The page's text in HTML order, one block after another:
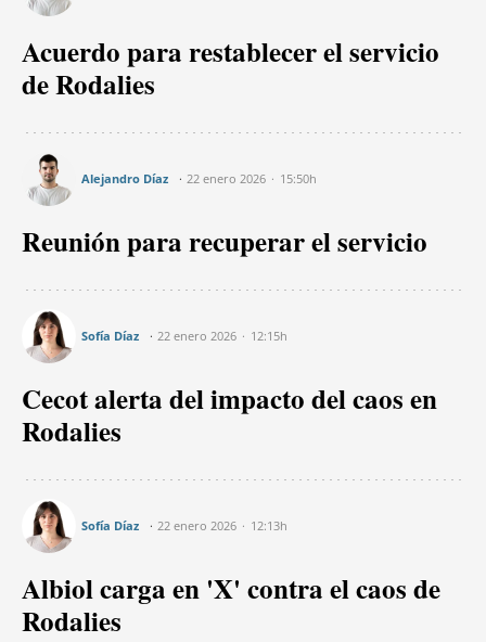
Acuerdo para restablecer el servicio
de Rodalies
Alejandro Díaz 22 enero 2026 15:50h
Reunión para recuperar el servicio
Sofía Díaz 22 enero 2026 12:15h
Cecot alerta del impacto del caos en
Rodalies
Sofía Díaz 22 enero 2026 12:13h
Albiol carga en 'X' contra el caos de
Rodalies